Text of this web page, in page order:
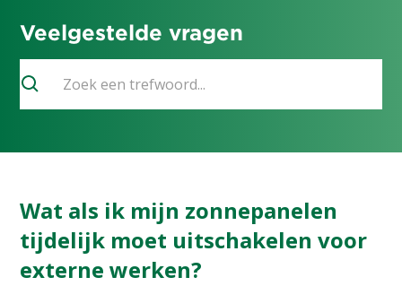
Veelgestelde vragen
Wat als ik mijn zonnepanelen
tijdelijk moet uitschakelen voor
externe werken?